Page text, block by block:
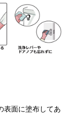
表面に塗布してあ